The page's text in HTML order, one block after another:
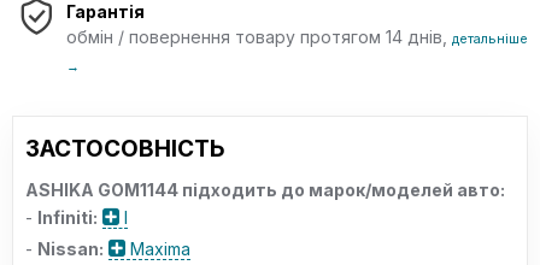
Гарантія
обмін / повернення товару протягом 14 днів,
детальніше
→
ЗАСТОСОВНІСТЬ
ASHIKA GOM1144 підходить до марок/моделей авто:
- Infiniti:
I
- Nissan:
Maxima